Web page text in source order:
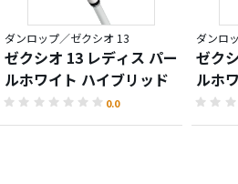
ダンロップ／ゼクシオ 13
ゼクシオ 13 レディス パー
ルホワイト ハイブリッド
0.0
ダンロ
ゼク
ルホ